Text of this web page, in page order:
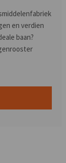
en verdien
baan?